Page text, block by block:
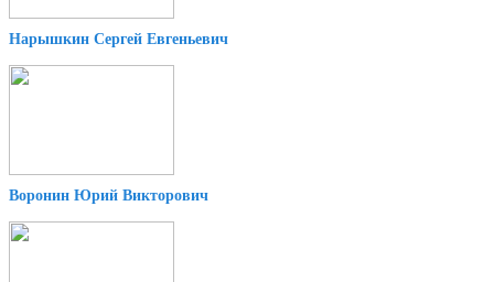
Нарышкин Сергей Евгеньевич
Воронин Юрий Викторович